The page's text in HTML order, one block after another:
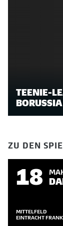
TEENIE-
ZU DEN
18
MITTELFELD
EINTRACHT